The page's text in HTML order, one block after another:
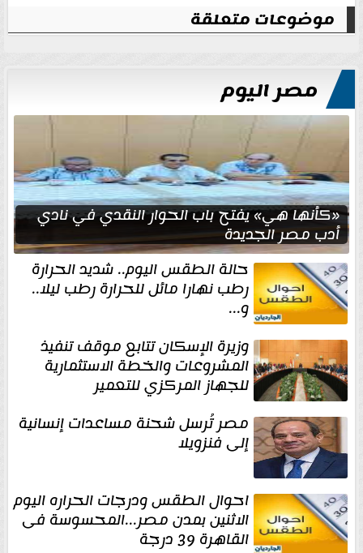
موضوعات متعلقة
مصر اليوم
«كأنها هي» يفتح باب الحوار النقدي في نادي
أدب مصر الجديدة
حالة الطقس اليوم.. شديد الحرارة
رطب نهارا مائل للحرارة رطب ليلا..
و...
وزيرة الإسكان تتابع موقف تنفيذ
المشروعات والخطة الاستثمارية
للجهاز المركزي للتعمير
مصر تُرسل شحنة مساعدات إنسانية
إلى فنزويلا
احوال الطقس ودرجات الحراره اليوم
الاثنين بمدن مصر...المحسوسة فى
القاهرة 39 درجة